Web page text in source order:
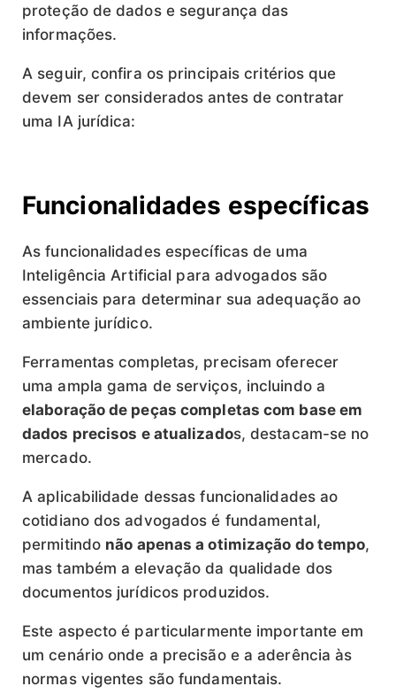
proteção de dados e segurança das
informações.
A seguir, confira os principais critérios que
devem ser considerados antes de contratar
uma IA jurídica:
Funcionalidades específicas
As funcionalidades específicas de uma
Inteligência Artificial para advogados são
essenciais para determinar sua adequação ao
ambiente jurídico.
Ferramentas completas, precisam oferecer
uma ampla gama de serviços, incluindo a
elaboração de peças completas com base em
dados precisos e atualizados, destacam-se no
mercado.
A aplicabilidade dessas funcionalidades ao
cotidiano dos advogados é fundamental,
permitindo não apenas a otimização do tempo,
mas também a elevação da qualidade dos
documentos jurídicos produzidos.
Este aspecto é particularmente importante em
um cenário onde a precisão e a aderência às
normas vigentes são fundamentais.